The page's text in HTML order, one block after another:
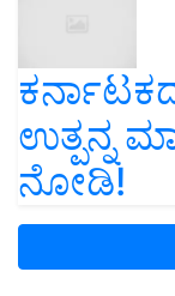
ಉತ್ಪನ್ನ
ನೋಡಿ!